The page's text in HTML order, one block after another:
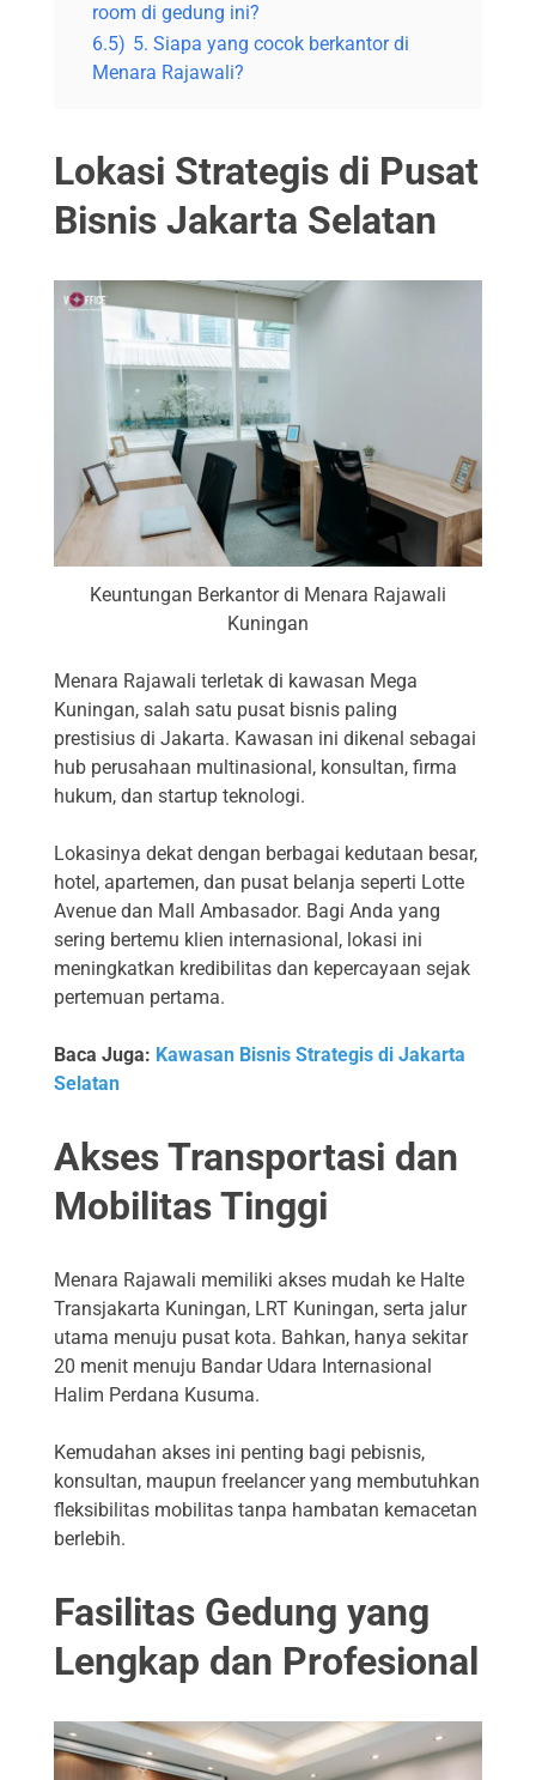
room di gedung ini?
6.5) 5. Siapa yang cocok berkantor di
Menara Rajawali?
Lokasi Strategis di Pusat
Bisnis Jakarta Selatan
Keuntungan Berkantor di Menara Rajawali
Kuningan
Menara Rajawali terletak di kawasan Mega
Kuningan, salah satu pusat bisnis paling
prestisius di Jakarta. Kawasan ini dikenal sebagai
hub perusahaan multinasional, konsultan, firma
hukum, dan startup teknologi.
Lokasinya dekat dengan berbagai kedutaan besar,
hotel, apartemen, dan pusat belanja seperti Lotte
Avenue dan Mall Ambasador. Bagi Anda yang
sering bertemu klien internasional, lokasi ini
meningkatkan kredibilitas dan kepercayaan sejak
pertemuan pertama.
Baca Juga: Kawasan Bisnis Strategis di Jakarta
Selatan
Akses Transportasi dan
Mobilitas Tinggi
Menara Rajawali memiliki akses mudah ke Halte
Transjakarta Kuningan, LRT Kuningan, serta jalur
utama menuju pusat kota. Bahkan, hanya sekitar
20 menit menuju Bandar Udara Internasional
Halim Perdana Kusuma.
Kemudahan akses ini penting bagi pebisnis,
konsultan, maupun freelancer yang membutuhkan
fleksibilitas mobilitas tanpa hambatan kemacetan
berlebih.
Fasilitas Gedung yang
Lengkap dan Profesional